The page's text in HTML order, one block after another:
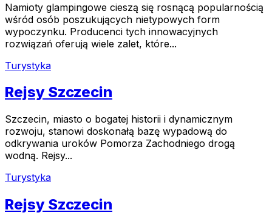
Namioty glampingowe cieszą się rosnącą popularnością
wśród osób poszukujących nietypowych form
wypoczynku. Producenci tych innowacyjnych
rozwiązań oferują wiele zalet, które...
Turystyka
Rejsy Szczecin
Szczecin, miasto o bogatej historii i dynamicznym
rozwoju, stanowi doskonałą bazę wypadową do
odkrywania uroków Pomorza Zachodniego drogą
wodną. Rejsy...
Turystyka
Rejsy Szczecin